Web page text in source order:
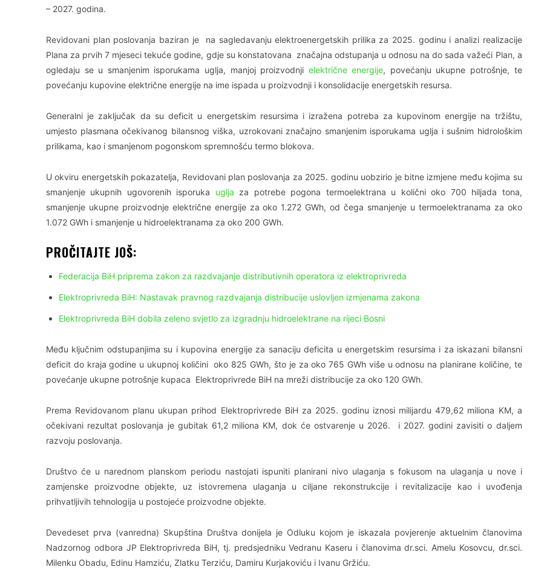
– 2027. godina.
Revidovani plan poslovanja baziran je na sagledavanju elektroenergetskih prilika za 2025. godinu i analizi realizacije
Plana za prvih 7 mjeseci tekuće godine, gdje su konstatovana značajna odstupanja u odnosu na do sada važeći Plan, a
ogledaju se u smanjenim isporukama uglja, manjoj proizvodnji električne energije, povećanju ukupne potrošnje, te
povećanju kupovine električne energije na ime ispada u proizvodnji i konsolidacije energetskih resursa.
Generalni je zaključak da su deficit u energetskim resursima i izražena potreba za kupovinom energije na tržištu,
umjesto plasmana očekivanog bilansnog viška, uzrokovani značajno smanjenim isporukama uglja i sušnim hidrološkim
prilikama, kao i smanjenom pogonskom spremnošću termo blokova.
U okviru energetskih pokazatelja, Revidovani plan poslovanja za 2025. godinu uobzirio je bitne izmjene među kojima su
smanjenje ukupnih ugovorenih isporuka uglja za potrebe pogona termoelektrana u količni oko 700 hiljada tona,
smanjenje ukupne proizvodnje električne energije za oko 1.272 GWh, od čega smanjenje u termoelektranama za oko
1.072 GWh i smanjenje u hidroelektranama za oko 200 GWh.
PROČITAJTE JOŠ:
Federacija BiH priprema zakon za razdvajanje distributivnih operatora iz elektroprivreda
Elektroprivreda BiH: Nastavak pravnog razdvajanja distribucije uslovljen izmjenama zakona
Elektroprivreda BiH dobila zeleno svjetlo za izgradnju hidroelektrane na rijeci Bosni
Među ključnim odstupanjima su i kupovina energije za sanaciju deficita u energetskim resursima i za iskazani bilansni
deficit do kraja godine u ukupnoj količini oko 825 GWh, što je za oko 765 GWh više u odnosu na planirane količine, te
povećanje ukupne potrošnje kupaca Elektroprivrede BiH na mreži distribucije za oko 120 GWh.
Prema Revidovanom planu ukupan prihod Elektroprivrede BiH za 2025. godinu iznosi milijardu 479,62 miliona KM, a
očekivani rezultat poslovanja je gubitak 61,2 miliona KM, dok će ostvarenje u 2026. i 2027. godini zavisiti o daljem
razvoju poslovanja.
Društvo će u narednom planskom periodu nastojati ispuniti planirani nivo ulaganja s fokusom na ulaganja u nove i
zamjenske proizvodne objekte, uz istovremena ulaganja u ciljane rekonstrukcije i revitalizacije kao i uvođenja
prihvatljivih tehnologija u postojeće proizvodne objekte.
Devedeset prva (vanredna) Skupština Društva donijela je Odluku kojom je iskazala povjerenje aktuelnim članovima
Nadzornog odbora JP Elektroprivreda BiH, tj. predsjedniku Vedranu Kaseru i članovima dr.sci. Amelu Kosovcu, dr.sci.
Milenku Obadu, Edinu Hamziću, Zlatku Terziću, Damiru Kurjakoviću i Ivanu Gržiću.